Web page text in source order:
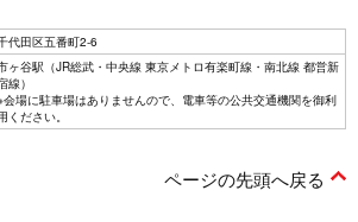
代田区五番町2-6
ヶ谷駅（JR総武・中央線 東京メトロ有楽町線・南北線 都営新
線）
会場に駐車場はありませんので、電車等の公共交通機関を御利
ください。
ページの先頭へ戻る